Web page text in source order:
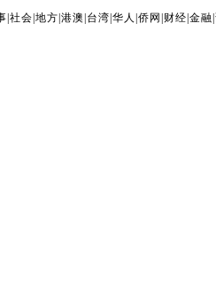
|社会 |地方 |港澳 台湾 |华人 |侨网 财经 |金融 |